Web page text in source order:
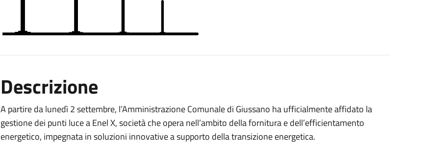
Descrizione
A partire da lunedì 2 settembre, l’Amministrazione Comunale di Giussano ha ufficialmente affidato la
gestione dei punti luce a Enel X, società che opera nell’ambito della fornitura e dell’efficientamento
energetico, impegnata in soluzioni innovative a supporto della transizione energetica.